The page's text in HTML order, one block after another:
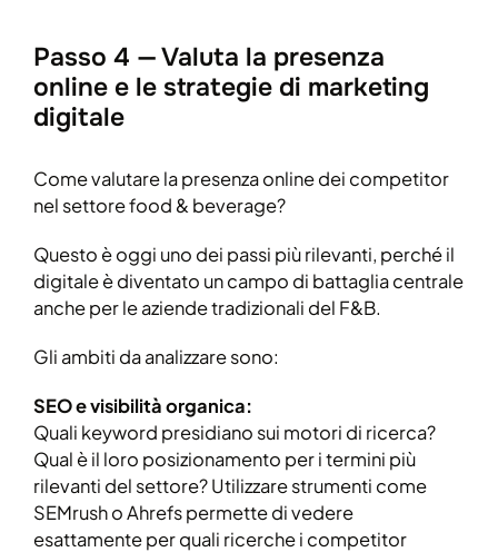
Passo 4 — Valuta la presenza
online e le strategie di marketing
digitale
Come valutare la presenza online dei competitor
nel settore food & beverage?
Questo è oggi uno dei passi più rilevanti, perché il
digitale è diventato un campo di battaglia centrale
anche per le aziende tradizionali del F&B.
Gli ambiti da analizzare sono:
SEO e visibilità organica:
Quali keyword presidiano sui motori di ricerca?
Qual è il loro posizionamento per i termini più
rilevanti del settore? Utilizzare strumenti come
SEMrush o Ahrefs permette di vedere
esattamente per quali ricerche i competitor